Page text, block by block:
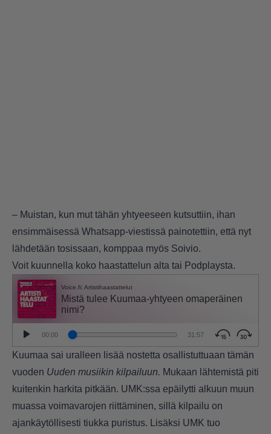
– Muistan, kun mut tähän yhtyeeseen kutsuttiin, ihan
ensimmäisessä Whatsapp-viestissä painotettiin, että nyt
lähdetään tosissaan, komppaa myös Soivio.
Voit kuunnella koko haastattelun alta tai Podplaysta.
Kuumaa sai uralleen lisää nostetta osallistuttuaan tämän
vuoden Uuden musiikin kilpailuun. Mukaan lähtemistä piti
kuitenkin harkita pitkään. UMK:ssa epäilytti alkuun muun
muassa voimavarojen riittäminen, sillä kilpailu on
ajankäytöllisesti tiukka puristus. Lisäksi UMK tuo